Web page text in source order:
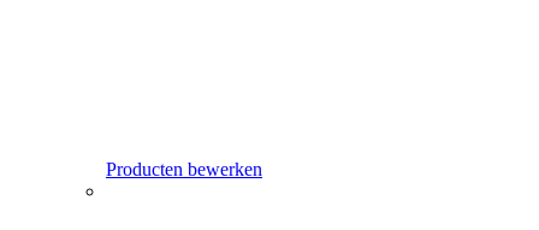
Producten bewerken